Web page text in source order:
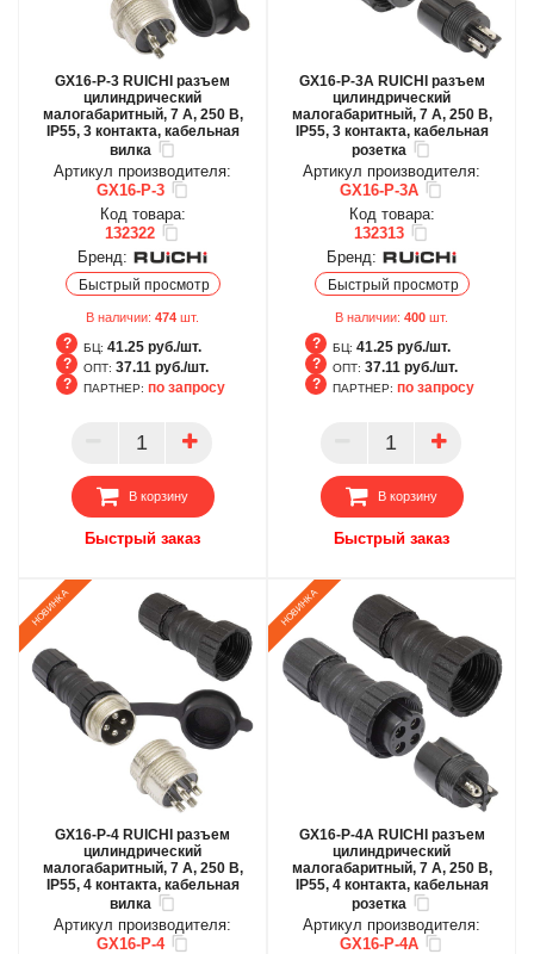
GX16-P-3 RUICHI разъем
цилиндрический
малогабаритный, 7 А, 250 В,
IP55, 3 контакта, кабельная
вилка
Артикул производителя:
GX16-P-3
Код товара:
132322
Бренд:
Быстрый просмотр
В наличии: 474 шт.
БЦ: 41.25 руб./шт.
ОПТ: 37.11 руб./шт.
ПАРТНЕР
ПАРТНЕР: по запросу
В корзину
Быстрый заказ
GX16-P-3A RUICHI разъем
цилиндрический
малогабаритный, 7 А, 250 В,
IP55, 3 контакта, кабельная
розетка
Артикул производителя:
GX16-P-3A
Код товара:
132313
Бренд:
Быстрый просмотр
В наличии: 400 шт.
БЦ: 41.25 руб./шт.
ОПТ: 37.11 руб./шт.
ПАРТНЕР
ПАРТНЕР: по запросу
В корзину
Быстрый заказ
GX16-P-4 RUICHI разъем
цилиндрический
малогабаритный, 7 А, 250 В,
IP55, 4 контакта, кабельная
вилка
Артикул производителя:
GX16-P-4
GX16-P-4A RUICHI разъем
цилиндрический
малогабаритный, 7 А, 250 В,
IP55, 4 контакта, кабельная
розетка
Артикул производителя:
GX16-P-4A